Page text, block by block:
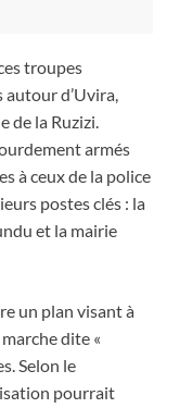
troupes
autour d’Uvira,
de la Ruzizi.
armés
à ceux de la police
postes clés : la
et la mairie
un plan visant à
dite «
Selon le
pourrait